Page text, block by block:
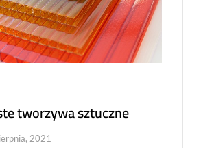
tworzywa sztuczne
2021